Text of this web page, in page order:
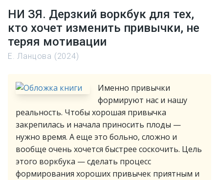
НИ ЗЯ. Дерзкий воркбук для тех,
кто хочет изменить привычки, не
теряя мотивации
Е. Ланцова (2024)
Именно привычки
формируют нас и нашу
реальность. Чтобы хорошая привычка
закрепилась и начала приносить плоды —
нужно время. А еще это больно, сложно и
вообще очень хочется быстрее соскочить. Цель
этого воркбука — сделать процесс
формирования хороших привычек приятным и